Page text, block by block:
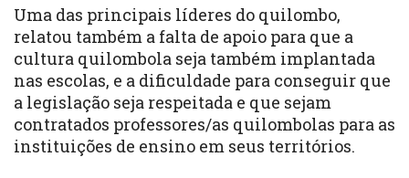
Uma das principais líderes do quilombo,
relatou também a falta de apoio para que a
cultura quilombola seja também implantada
nas escolas, e a dificuldade para conseguir que
a legislação seja respeitada e que sejam
contratados professores/as quilombolas para as
instituições de ensino em seus territórios.